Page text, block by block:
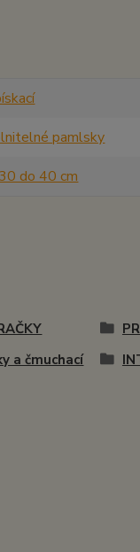
pamlsky
do 40 cm
a čmuchací